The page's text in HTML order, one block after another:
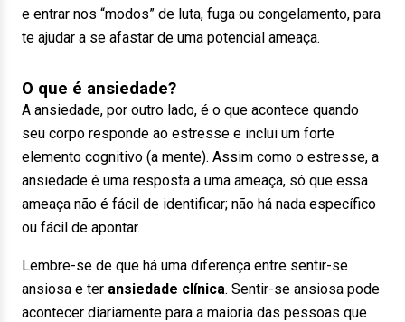
e entrar nos “modos” de luta, fuga ou congelamento, para
te ajudar a se afastar de uma potencial ameaça.
O que é ansiedade?
A ansiedade, por outro lado, é o que acontece quando
seu corpo responde ao estresse e inclui um forte
elemento cognitivo (a mente). Assim como o estresse, a
ansiedade é uma resposta a uma ameaça, só que essa
ameaça não é fácil de identificar; não há nada específico
ou fácil de apontar.
Lembre-se de que há uma diferença entre sentir-se
ansiosa e ter ansiedade clínica. Sentir-se ansiosa pode
acontecer diariamente para a maioria das pessoas que